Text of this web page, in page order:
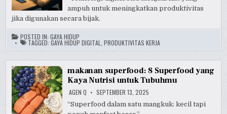
ampuh untuk meningkatkan produktivitas
jika digunakan secara bijak.
POSTED IN:GAYA HIDUP
TAGGED:GAYA HIDUP DIGITAL ,PRODUKTIVITAS KERJA
makanan superfood: 8 Superfood yang
Kaya Nutrisi untuk Tubuhmu
AGEN Q SEPTEMBER 13, 2025
“Superfood dalam satu mangkuk: kecil tapi